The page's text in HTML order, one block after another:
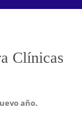
Clínicas
año.